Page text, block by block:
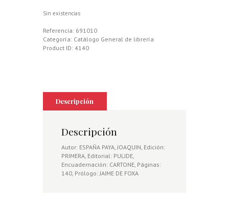
Sin existencias
Referencia: 691010
Categoría: Catálogo General de librería
Product ID: 4140
Descripción
Descripción
Autor: ESPAÑA PAYA, JOAQUIN, Edición:
PRIMERA, Editorial: PULIDE,
Encuadernación: CARTONE, Páginas:
140, Prólogo: JAIME DE FOXA